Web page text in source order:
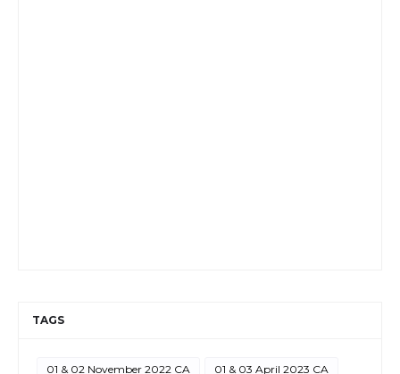
TAGS
01 & 02 November 2022 CA 01 & 03 April 2023 CA